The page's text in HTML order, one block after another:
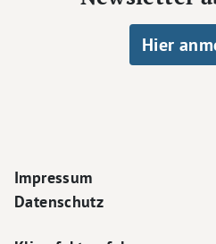
Hier
Footer Navigation
Impressum
Datenschutz